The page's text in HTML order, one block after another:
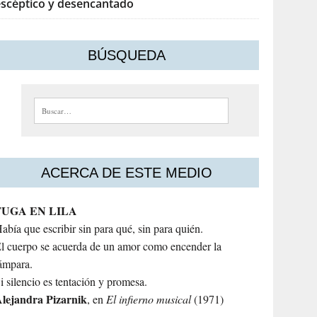
y desencantado
BÚSQUEDA
Buscar:
ACERCA DE ESTE MEDIO
EN LILA
que escribir sin para qué, sin para quién.
cuerpo se acuerda de un amor como encender la
silencio es tentación y promesa.
Pizarnik, enEl infierno musical(1971)